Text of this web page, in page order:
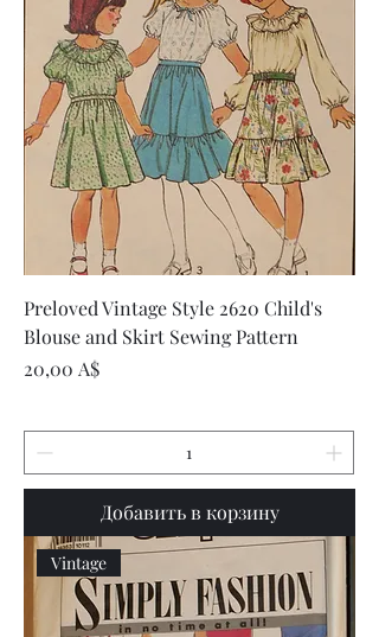
Preloved Vintage Style 2620 Child's
Blouse and Skirt Sewing Pattern
Цена
20,00 A$
Добавить в корзину
Vintage